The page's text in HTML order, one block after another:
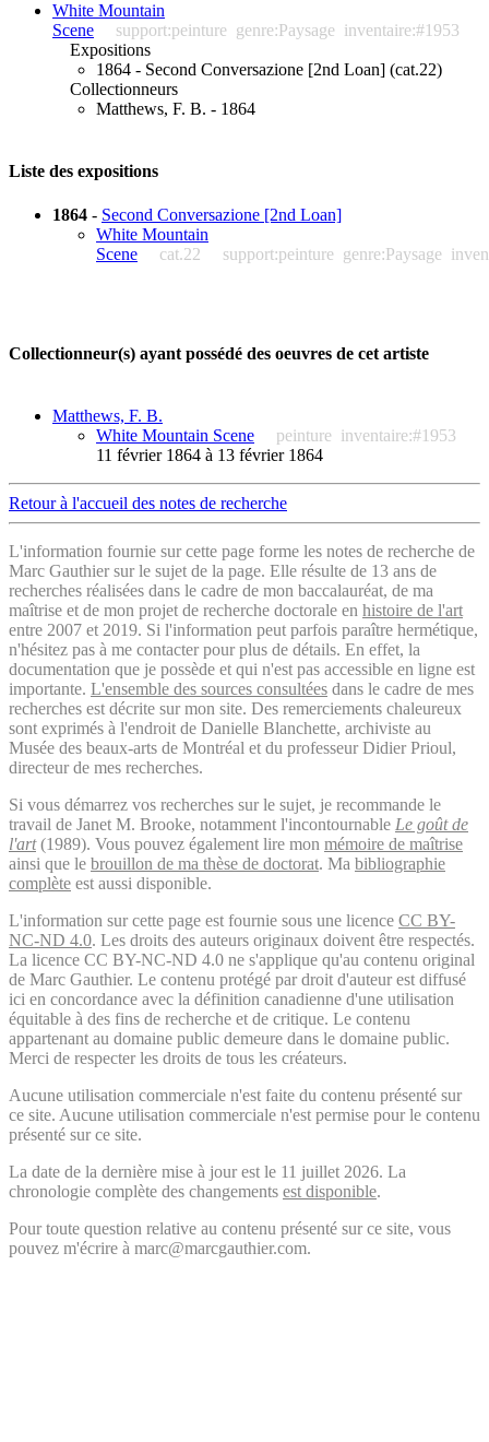
White Mountain
Scene
support:peinture genre:Paysage inventaire:#1953
Expositions
1864 - Second Conversazione [2nd Loan] (cat.22)
Collectionneurs
Matthews, F. B. - 1864
Liste des expositions
1864 - Second Conversazione [2nd Loan]
White Mountain
Scene
cat.22 support:peinture genre:Paysage
Collectionneur(s) ayant possédé des oeuvres de cet artiste
Matthews, F. B.
White Mountain Scene
peinture inventaire:#1953
11 février 1864 à 13 février 1864
Retour à l'accueil des notes de recherche
L'information fournie sur cette page forme les notes de recherche de
Marc Gauthier sur le sujet de la page. Elle résulte de 13 ans de
recherches réalisées dans le cadre de mon baccalauréat, de ma
maîtrise et de mon projet de recherche doctorale en histoire de l'art
entre 2007 et 2019. Si l'information peut parfois paraître hermétique,
n'hésitez pas à me contacter pour plus de détails. En effet, la
documentation que je possède et qui n'est pas accessible en ligne est
importante. L'ensemble des sources consultées dans le cadre de mes
recherches est décrite sur mon site. Des remerciements chaleureux
sont exprimés à l'endroit de Danielle Blanchette, archiviste au
Musée des beaux-arts de Montréal et du professeur Didier Prioul,
directeur de mes recherches.
Si vous démarrez vos recherches sur le sujet, je recommande le
travail de Janet M. Brooke, notamment l'incontournable Le goût de
l'art(1989). Vous pouvez également lire mon mémoire de maîtrise
ainsi que le brouillon de ma thèse de doctorat. Ma bibliographie
complète est aussi disponible.
L'information sur cette page est fournie sous une licence CC BY-
NC-ND 4.0. Les droits des auteurs originaux doivent être respectés.
La licence CC BY-NC-ND 4.0 ne s'applique qu'au contenu original
de Marc Gauthier. Le contenu protégé par droit d'auteur est diffusé
ici en concordance avec la définition canadienne d'une utilisation
équitable à des fins de recherche et de critique. Le contenu
appartenant au domaine public demeure dans le domaine public.
Merci de respecter les droits de tous les créateurs.
Aucune utilisation commerciale n'est faite du contenu présenté sur
ce site. Aucune utilisation commerciale n'est permise pour le contenu
présenté sur ce site.
La date de la dernière mise à jour est le 11 juillet 2026. La
chronologie complète des changements est disponible.
Pour toute question relative au contenu présenté sur ce site, vous
pouvez m'écrire à marc@marcgauthier.com.